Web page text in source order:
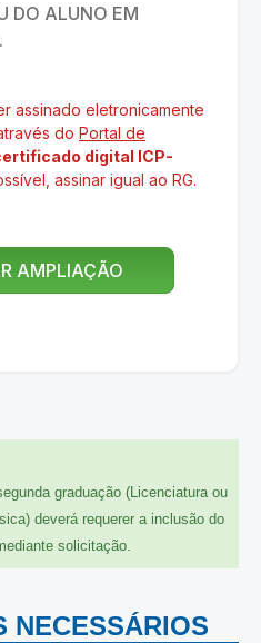
DO ALUNO EM
assinado eletronicamente
através do Portal de
digital ICP-
assinar igual ao RG.
AMPLIAÇÃO
graduação (Licenciatura ou
deverá requerer a inclusão do
solicitação.
NECESSÁRIOS